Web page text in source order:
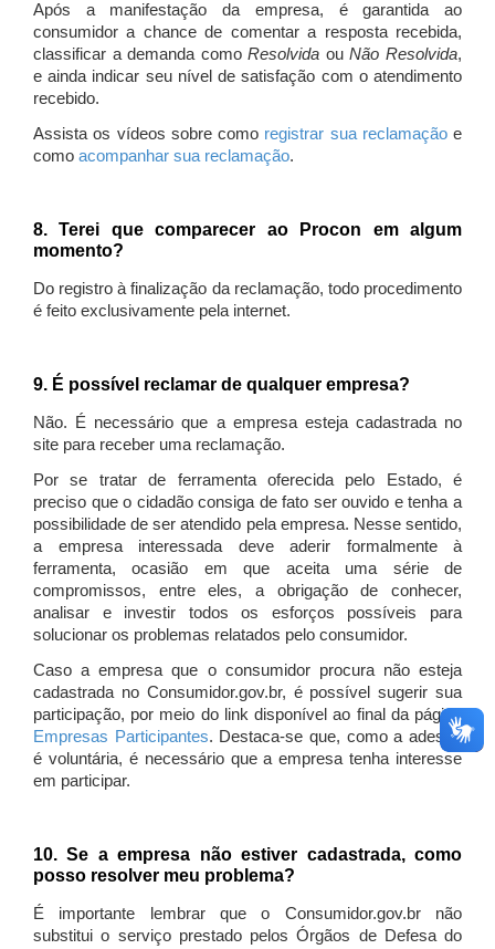
Após a manifestação da empresa, é garantida ao
consumidor a chance de comentar a resposta recebida,
classificar a demanda comoResolvida ouNão Resolvida,
e ainda indicar seu nível de satisfação com o atendimento
recebido.
Assista os vídeos sobre como registrar sua reclamaçãoe
como acompanhar sua reclamação.
8. Terei que comparecer ao Procon em algum
momento?
Do registro à finalização da reclamação, todo procedimento
é feito exclusivamente pela internet.
9. É possível reclamar de qualquer empresa?
Não. É necessário que a empresa esteja cadastrada no
site para receber uma reclamação.
Por se tratar de ferramenta oferecida pelo Estado, é
preciso que o cidadão consiga de fato ser ouvido e tenha a
possibilidade de ser atendido pela empresa. Nesse sentido,
a empresa interessada deve aderir formalmente à
ferramenta, ocasião em que aceita uma série de
compromissos, entre eles, a obrigação de conhecer,
analisar e investir todos os esforços possíveis para
solucionar os problemas relatados pelo consumidor.
Caso a empresa que o consumidor procura não esteja
cadastrada no Consumidor.gov.br, é possível sugerir sua
participação, por meio do link disponível ao final da página
Empresas Participantes. Destaca-se que, como a adesão
é voluntária, é necessário que a empresa tenha interesse
em participar.
10. Se a empresa não estiver cadastrada, como
posso resolver meu problema?
É importante lembrar que o Consumidor.gov.br não
substitui o serviço prestado pelos Órgãos de Defesa do